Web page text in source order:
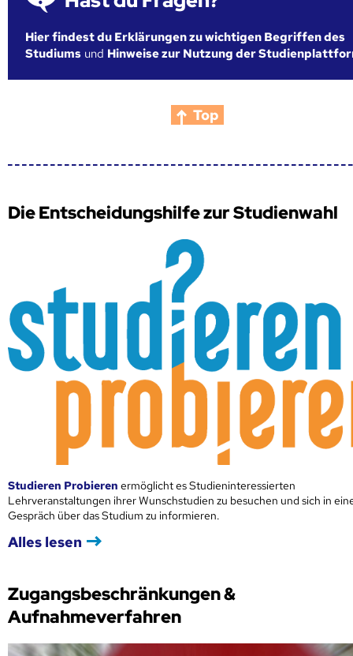
Hier findest du Erklärungen zu wichtigen Begriffen des
Studiums und Hinweise zur Nutzung der
Top
Die Entscheidungshilfe zur Studienwahl
Studieren Probieren ermöglicht es Studieninteressierten
Lehrveranstaltungen ihrer Wunschstudien zu besuchen und sich in
Gespräch über das Studium zu informieren.
Alles lesen
Zugangsbeschränkungen &
Aufnahmeverfahren